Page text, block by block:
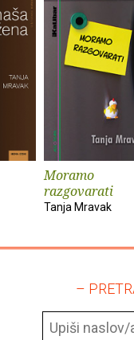
Moramo
razgovarati
Tanja Mravak
–